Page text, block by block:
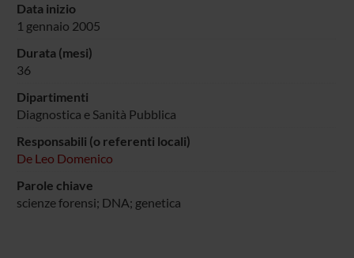
Data inizio
1 gennaio 2005
Durata (mesi)
36
Dipartimenti
Diagnostica e Sanità Pubblica
Responsabili (o referenti locali)
De Leo Domenico
Parole chiave
scienze forensi; DNA; genetica